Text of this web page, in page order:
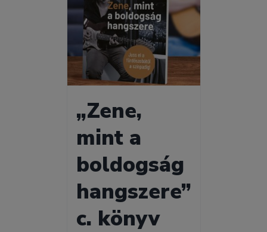
„Zene,
mint a
boldogság
hangszere”
c. könyv